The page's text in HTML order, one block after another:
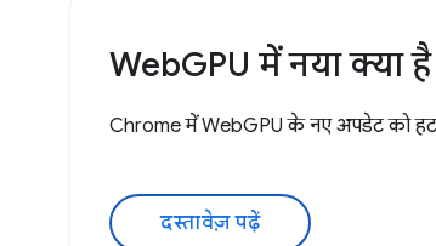
WebGPU में नया क्या है
Chrome में WebGPU के नए अपडेट को
दस्तावेज़ पढ़ें